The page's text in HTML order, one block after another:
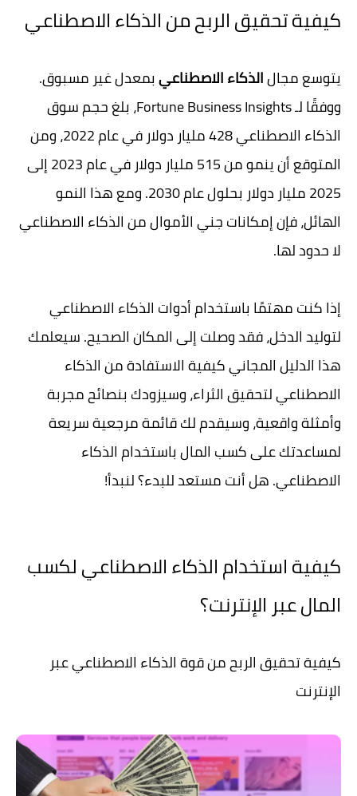
كيفية تحقيق الربح من الذكاء الاصطناعي
يتوسع مجالالذكاء الاصطناعيبمعدل غير مسبوق.
ووفقًا لـ Fortune Business Insights، بلغ حجم سوق
الذكاء الاصطناعي 428 مليار دولار في عام 2022، ومن
المتوقع أن ينمو من 515 مليار دولار في عام 2023 إلى
2025 مليار دولار بحلول عام 2030. ومع هذا النمو
الهائل، فإن إمكانات جني الأموال من الذكاء الاصطناعي
لا حدود لها.
إذا كنت مهتمًا باستخدام أدوات الذكاء الاصطناعي
لتوليد الدخل، فقد وصلت إلى المكان الصحيح. سيعلمك
هذا الدليل المجاني كيفية الاستفادة من الذكاء
الاصطناعي لتحقيق الثراء، وسيزودك بنصائح مجربة
وأمثلة واقعية، وسيقدم لك قائمة مرجعية سريعة
لمساعدتك على كسب المال باستخدام الذكاء
الاصطناعي. هل أنت مستعد للبدء؟ لنبدأ!
كيفية استخدام الذكاء الاصطناعي لكسب
المال عبر الإنترنت؟
كيفية تحقيق الربح من قوة الذكاء الاصطناعي عبر
الإنترنت